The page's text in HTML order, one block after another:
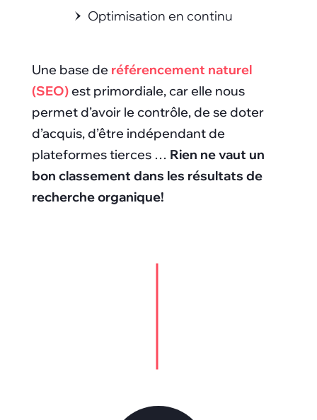
Optimisation en continu
Une base de référencement naturel
(SEO)est primordiale, car elle nous
permet d’avoir le contrôle, de se doter
d’acquis, d’être indépendant de
plateformes tierces … Rien ne vaut un
bon classement dans les résultats de
recherche organique!